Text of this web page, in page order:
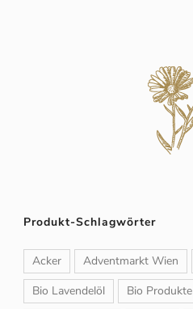
Produkt-Schlagwörter
Acker Adventmarkt Wien
Bio Lavendelöl
Bio Produkte